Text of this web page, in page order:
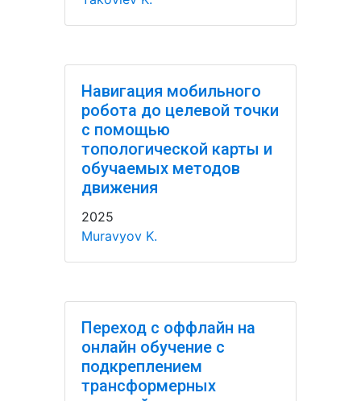
Навигация мобильного
робота до целевой точки
с помощью
топологической карты и
обучаемых методов
движения
2025
Muravyov K.
Переход с оффлайн на
онлайн обучение с
подкреплением
трансформерных